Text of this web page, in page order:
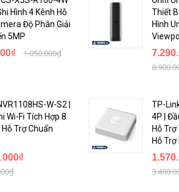
Hình 4 Kênh Hỗ
Độ Phân Giải
5MP
1.050.000₫
Thiết
Hình
W-S2 |
Wi-Fi Tích Hợp 8
Hỗ Trợ Chuẩn
TP-
4P |
Hỗ
Hỗ